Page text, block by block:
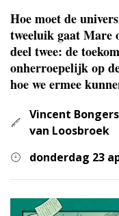
Hoe moet de
tweeluik gaat Mare
deel twee: de
onherroepelijk op
hoe we ermee
Vincent
van Loosbroek
donderdag 23